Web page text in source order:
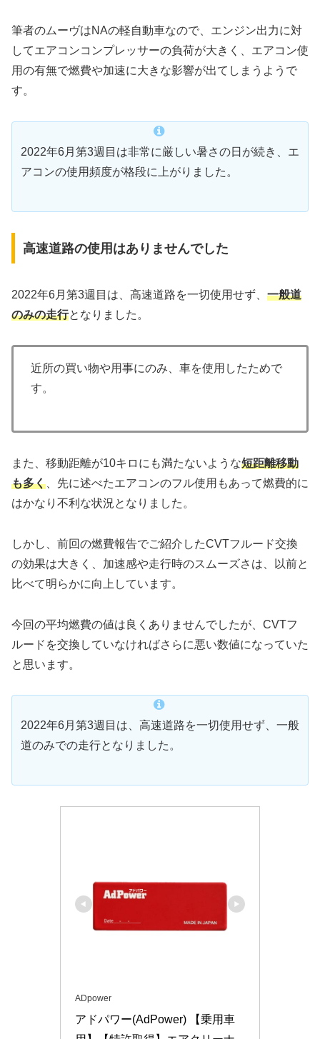
筆者のムーヴはNAの軽自動車なので、エンジン出力に対
してエアコンコンプレッサーの負荷が大きく、エアコン使
用の有無で燃費や加速に大きな影響が出てしまうようで
す。
2022年6月第3週目は非常に厳しい暑さの日が続き、エ
アコンの使用頻度が格段に上がりました。
高速道路の使用はありませんでした
2022年6月第3週目は、高速道路を一切使用せず、 一般道
のみの走行となりました。
近所の買い物や用事にのみ、車を使用したためで
す。
また、移動距離が10キロにも満たないような短距離移動
も多く 、先に述べたエアコンのフル使用もあって燃費的に
はかなり不利な状況となりました。
しかし、前回の燃費報告でご紹介したCVTフルード交換
の効果は大きく、加速感や走行時のスムーズさは、以前と
比べて明らかに向上しています。
今回の平均燃費の値は良くありませんでしたが、CVTフ
ルードを交換していなければさらに悪い数値になっていた
と思います。
2022年6月第3週目は、高速道路を一切使用せず、一般
道のみでの走行となりました。
ADpower
アドパワー(AdPower) 【乗用車